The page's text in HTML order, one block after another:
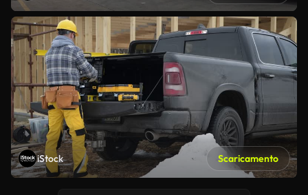
iStock Scaricamento